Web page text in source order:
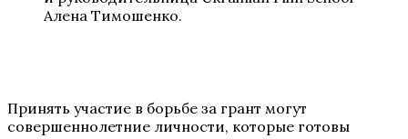
Алена Тимошенко.
Принять участие в борьбе за грант могут
совершеннолетние личности, которые готовы